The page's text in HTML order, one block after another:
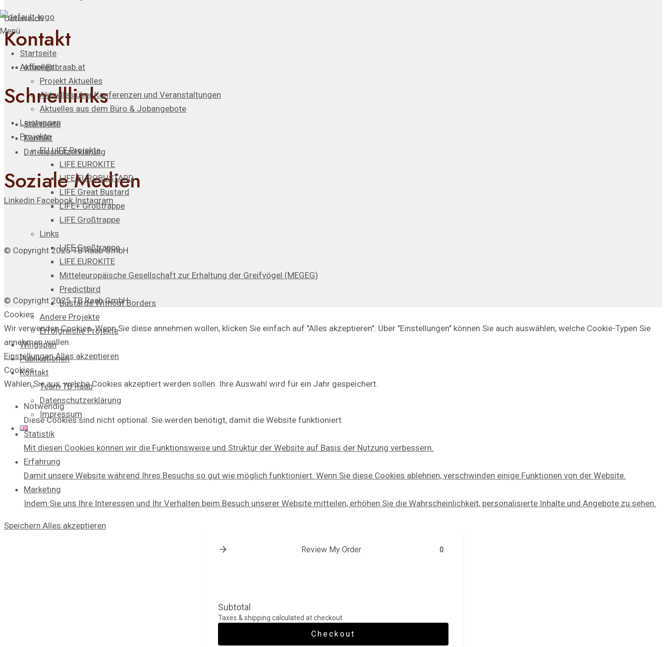
Menü
Startseite
Aktuelles
Projekt Aktuelles
Aktuelles über Konferenzen und Veranstaltungen
Aktuelles aus dem Büro & Jobangebote
Leistungen
Projekte
EU LIFE Projekte
LIFE EUROKITE
LIFE EUROBUSTARD
LIFE Great Bustard​
LIFE+ Großtrappe
LIFE Großtrappe
Links
LIFE Großtrappe
LIFE EUROKITE
Mitteleuropäische Gesellschaft zur Erhaltung der Greifvögel (MEGEG)
Predictbird
Bustards Without Borders
Andere Projekte
Erfolgreiche Projekte
Wingspan
Publikationen
Kontakt
Team TB Raab
Datenschutzerklärung
Impressum
Österreich
Kontakt
office@tbraab.at
Schnelllinks
Startseite
Kontakt
Datenschutzerklärung
Soziale Medien
Linkedin Facebook Instagram
© Copyright 2025 TB Raab GmbH
© Copyright 2025 TB Raab GmbH
Cookies
Wir verwenden Cookies. Wenn Sie diese annehmen wollen, klicken Sie einfach auf "Alles akzeptieren". Über "Einstellungen" können Sie auch auswählen, welche Cookie-Typen Sie
annehmen wollen.
EinstellungenAlles akzeptieren
Cookies
Wählen Sie aus, welche Cookies akzeptiert werden sollen. Ihre Auswahl wird für ein Jahr gespeichert.
Notwendig
Diese Cookies sind nicht optional. Sie werden benötigt, damit die Website funktioniert.
Statistik
Mit diesen Cookies können wir die Funktionsweise und Struktur der Website auf Basis der Nutzung verbessern.
Erfahrung
Damit unsere Website während Ihres Besuchs so gut wie möglich funktioniert. Wenn Sie diese Cookies ablehnen, verschwinden einige Funktionen von der Website.
Marketing
Indem Sie uns Ihre Interessen und Ihr Verhalten beim Besuch unserer Website mitteilen, erhöhen Sie die Wahrscheinlichkeit, personalisierte Inhalte und Angebote zu sehen.
Speichern Alles akzeptieren
Review My Order 0
Subtotal
Taxes & shipping calculated at checkout
Checkout